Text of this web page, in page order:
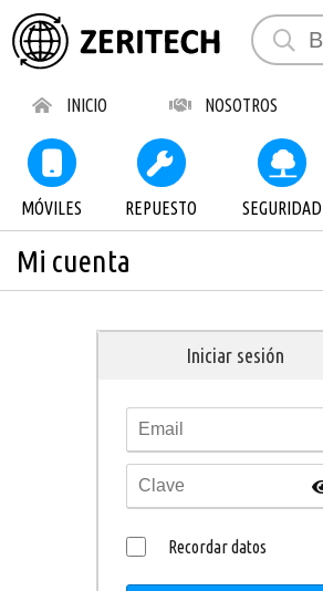
INICIO NOSOTROS
MÓVILES REPUESTO SEGURIDAD
Mi cuenta
Iniciar sesión
Recordar datos